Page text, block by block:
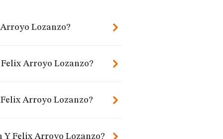
Lozanzo?
Arroyo Lozanzo?
Arroyo Lozanzo?
Felix Arroyo Lozanzo?